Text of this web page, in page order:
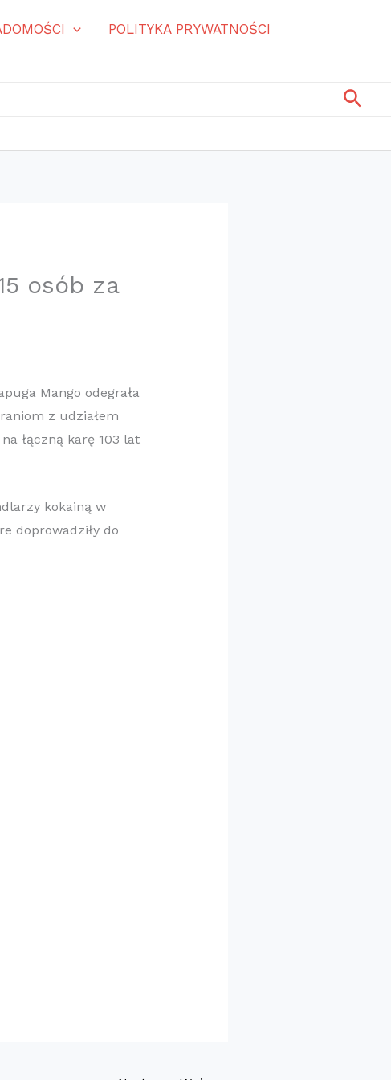
POLITYKA PRYWATNOŚCI
osób za
Mango odegrała
z udziałem
łączną karę 103 lat
kokainą w
doprowadziły do